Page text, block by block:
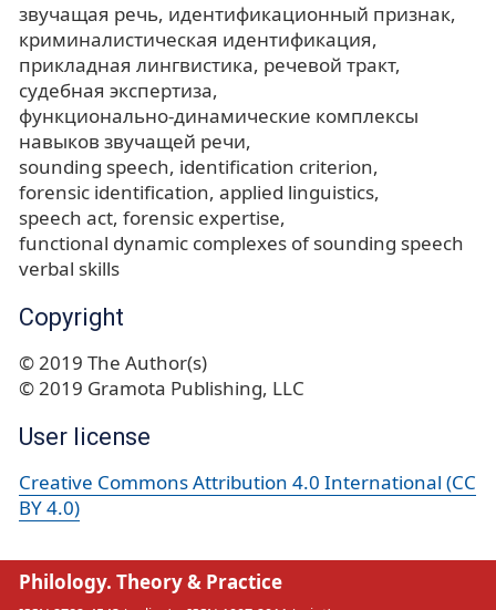
звучащая речь идентификационный признак
криминалистическая идентификация
прикладная лингвистика речевой тракт
судебная экспертиза
функционально-динамические комплексы
навыков звучащей речи
sounding speech identification criterion
forensic identification applied linguistics
speech act forensic expertise
functional dynamic complexes of sounding speech
verbal skills
Copyright
© 2019 The Author(s)
© 2019 Gramota Publishing, LLC
User license
Creative Commons Attribution 4.0 International (CC
BY 4.0)
Philology. Theory & Practice